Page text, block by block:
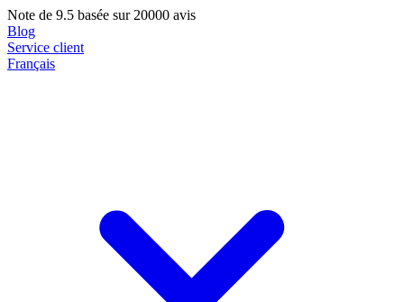
Note de 9.5 basée sur 20000 avis
Blog
Service client
Français